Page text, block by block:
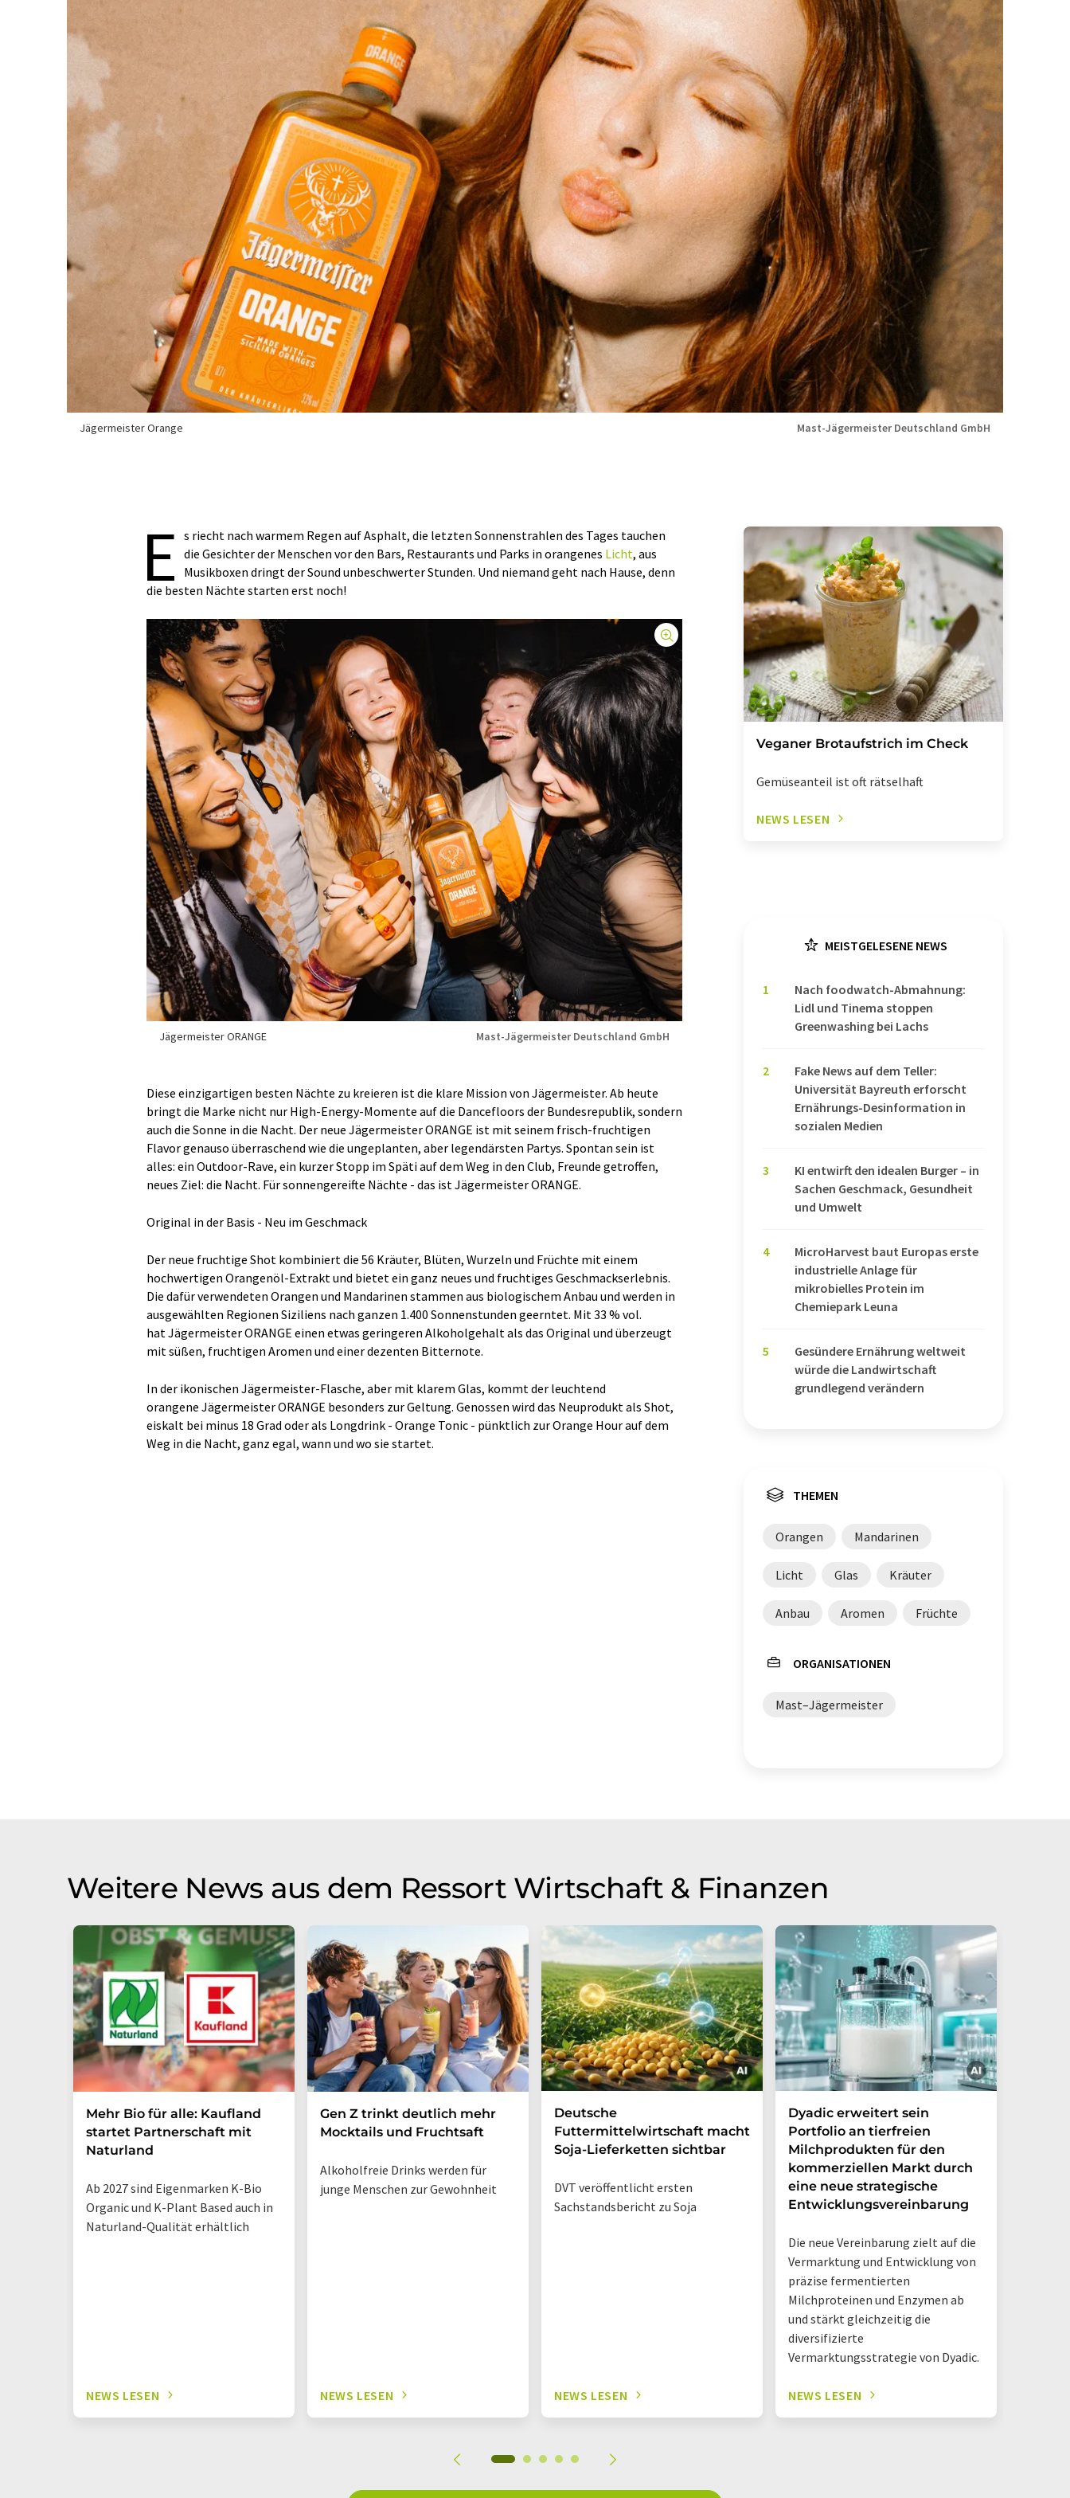
Jägermeister Orange Mast-Jägermeister Deutschland GmbH
E s riecht nach warmem Regen auf Asphalt, die letzten Sonnenstrahlen des Tages tauchen
die Gesichter der Menschen vor den Bars, Restaurants und Parks in orangenes Licht, aus
Musikboxen dringt der Sound unbeschwerter Stunden. Und niemand geht nach Hause, denn
die besten Nächte starten erst noch!
Jägermeister ORANGE Mast-Jägermeister Deutschland GmbH
Diese einzigartigen besten Nächte zu kreieren ist die klare Mission von Jägermeister. Ab heute
bringt die Marke nicht nur High-Energy-Momente auf die Dancefloors der Bundesrepublik, sondern
auch die Sonne in die Nacht. Der neue Jägermeister ORANGE ist mit seinem frisch-fruchtigen
Flavor genauso überraschend wie die ungeplanten, aber legendärsten Partys. Spontan sein ist
alles: ein Outdoor-Rave, ein kurzer Stopp im Späti auf dem Weg in den Club, Freunde getroffen,
neues Ziel: die Nacht. Für sonnengereifte Nächte - das ist Jägermeister ORANGE.
Original in der Basis - Neu im Geschmack
Der neue fruchtige Shot kombiniert die 56 Kräuter, Blüten, Wurzeln und Früchte mit einem
hochwertigen Orangenöl-Extrakt und bietet ein ganz neues und fruchtiges Geschmackserlebnis.
Die dafür verwendeten Orangen und Mandarinen stammen aus biologischem Anbau und werden in
ausgewählten Regionen Siziliens nach ganzen 1.400 Sonnenstunden geerntet. Mit 33 % vol.
hat Jägermeister ORANGE einen etwas geringeren Alkoholgehalt als das Original und überzeugt
mit süßen, fruchtigen Aromen und einer dezenten Bitternote.
In der ikonischen Jägermeister-Flasche, aber mit klarem Glas, kommt der leuchtend
orangene Jägermeister ORANGE besonders zur Geltung. Genossen wird das Neuprodukt als Shot,
eiskalt bei minus 18 Grad oder als Longdrink - Orange Tonic - pünktlich zur Orange Hour auf dem
Weg in die Nacht, ganz egal, wann und wo sie startet.
Veganer Brotaufstrich im Check
Gemüseanteil ist oft rätselhaft
NEWS LESEN
MEISTGELESENE NEWS
1
Nach foodwatch-Abmahnung:
Lidl und Tinema stoppen
Greenwashing bei Lachs
2
Fake News auf dem Teller:
Universität Bayreuth erforscht
Ernährungs-Desinformation in
sozialen Medien
3
KI entwirft den idealen Burger – in
Sachen Geschmack, Gesundheit
und Umwelt
4
MicroHarvest baut Europas erste
industrielle Anlage für
mikrobielles Protein im
Chemiepark Leuna
5
Gesündere Ernährung weltweit
würde die Landwirtschaft
grundlegend verändern
THEMEN
Orangen Mandarinen
Licht Glas Kräuter
Anbau Aromen Früchte
ORGANISATIONEN
Mast–Jägermeister
Weitere News aus dem Ressort Wirtschaft & Finanzen
Mehr Bio für alle: Kaufland
startet Partnerschaft mit
Naturland
Ab 2027 sind Eigenmarken K-Bio
Organic und K-Plant Based auch in
Naturland-Qualität erhältlich
NEWS LESEN
Gen Z trinkt deutlich mehr
Mocktails und Fruchtsaft
Alkoholfreie Drinks werden für
junge Menschen zur Gewohnheit
NEWS LESEN
Deutsche
Futtermittelwirtschaft macht
Soja-Lieferketten sichtbar
DVT veröffentlicht ersten
Sachstandsbericht zu Soja
NEWS LESEN
Dyadic erweitert sein
Portfolio an tierfreien
Milchprodukten für den
kommerziellen Markt durch
eine neue strategische
Entwicklungsvereinbarung
Die neue Vereinbarung zielt auf die
Vermarktung und Entwicklung von
präzise fermentierten
Milchproteinen und Enzymen ab
und stärkt gleichzeitig die
diversifizierte
Vermarktungsstrategie von Dyadic.
NEWS LESEN